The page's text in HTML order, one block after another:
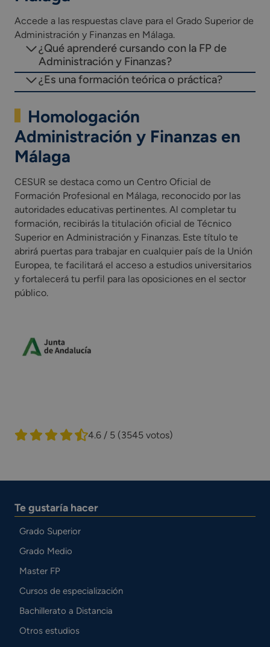
Accede a las respuestas clave para el Grado Superior de
Administración y Finanzas en Málaga.
¿Qué aprenderé cursando con la FP de
Administración y Finanzas?
¿Es una formación teórica o práctica?
Homologación
Administración y Finanzas en
Málaga
CESUR se destaca como un Centro Oficial de
Formación Profesional en Málaga, reconocido por las
autoridades educativas pertinentes. Al completar tu
formación, recibirás la titulación oficial de Técnico
Superior en Administración y Finanzas. Este título te
abrirá puertas para trabajar en cualquier país de la Unión
Europea, te facilitará el acceso a estudios universitarios
y fortalecerá tu perfil para las oposiciones en el sector
público.
4.6 / 5 (3545 votos)
Te gustaría hacer
Grado Superior
Grado Medio
Master FP
Cursos de especialización
Bachillerato a Distancia
Otros estudios